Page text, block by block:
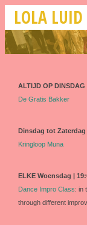
LOLA LUID
ALTIJD OP DINSDAG
De Gratis Bakker
Dinsdag tot Zaterdag
Kringloop Muna
ELKE Woensdag |
Dance Impro Class: in
through different